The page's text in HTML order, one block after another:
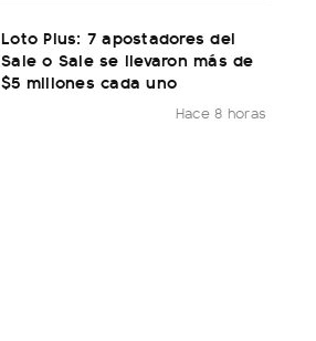
Loto Plus: 7 apostadores del
Sale o Sale se llevaron más de
$5 millones cada uno
Hace 8 horas